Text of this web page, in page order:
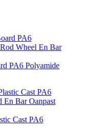
PA6 Polyamide
Cast PA6